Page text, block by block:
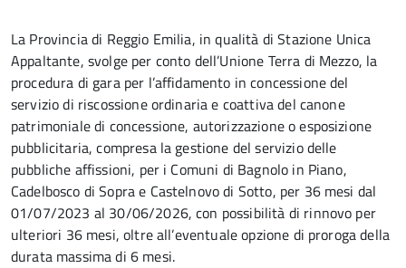
La Provincia di Reggio Emilia, in qualità di Stazione Unica
Appaltante, svolge per conto dell’Unione Terra di Mezzo, la
procedura di gara per l’affidamento in concessione del
servizio di riscossione ordinaria e coattiva del canone
patrimoniale di concessione, autorizzazione o esposizione
pubblicitaria, compresa la gestione del servizio delle
pubbliche affissioni, per i Comuni di Bagnolo in Piano,
Cadelbosco di Sopra e Castelnovo di Sotto, per 36 mesi dal
01/07/2023 al 30/06/2026, con possibilità di rinnovo per
ulteriori 36 mesi, oltre all’eventuale opzione di proroga della
durata massima di 6 mesi.